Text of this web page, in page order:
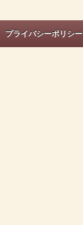
プライバシーポリシー